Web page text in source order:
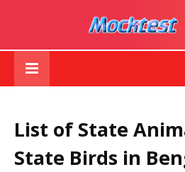
List of State
State Birds in